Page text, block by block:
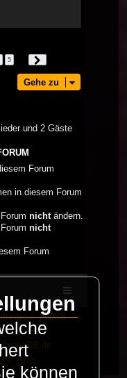
5
Gehe zu
und 2 Gäste
Forum
in diesem Forum
nichtändern.
nicht
Forum
© phpBB
phpBB.de
können